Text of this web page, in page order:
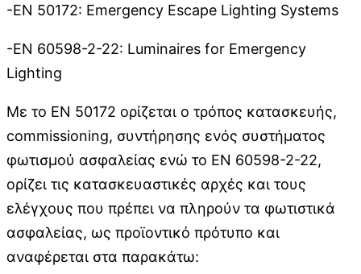
-ΕΝ 50172: Emergency Escape Lighting Systems
-EN 60598-2-22: Luminaires for Emergency
Lighting
Με το ΕΝ 50172 ορίζεται ο τρόπος κατασκευής,
commissioning, συντήρησης ενός συστήματος
φωτισμού ασφαλείας ενώ το ΕΝ 60598-2-22,
ορίζει τις κατασκευαστικές αρχές και τους
ελέγχους που πρέπει να πληρούν τα φωτιστικά
ασφαλείας, ως προϊοντικό πρότυπο και
αναφέρεται στα παρακάτω: